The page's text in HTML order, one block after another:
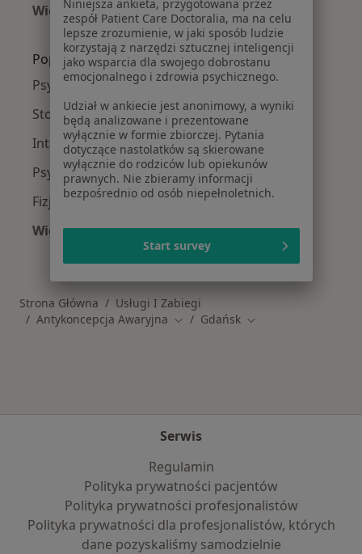
Więcej (15)
Więcej w kategorii: Usługi w Gdańsku
Popularne specjalizacje
Psycholodzy w Gdańsku
Stomatolodzy w Gdańsku
Interniści w Gdańsku
Psychoterapeuci w Gdańsku
Fizjoterapeuci w Gdańsku
Więcej (15)
Więcej w kategorii: Popularne specjalizacje
Strona Główna
Usługi I Zabiegi
Antykoncepcja Awaryjna Zmień miasto
Gdańsk Zmień miasto
Serwis
Regulamin
Polityka prywatności pacjentów
Polityka prywatności profesjonalistów
Polityka prywatności dla profesjonalistów, których
dane pozyskaliśmy samodzielnie
Niniejsza ankieta, przygotowana przez
zespół Patient Care Doctoralia, ma na celu
lepsze zrozumienie, w jaki sposób ludzie
korzystają z narzędzi sztucznej inteligencji
jako wsparcia dla swojego dobrostanu
emocjonalnego i zdrowia psychicznego.
Udział w ankiecie jest anonimowy, a wyniki
będą analizowane i prezentowane
wyłącznie w formie zbiorczej. Pytania
dotyczące nastolatków są skierowane
wyłącznie do rodziców lub opiekunów
prawnych. Nie zbieramy informacji
bezpośrednio od osób niepełnoletnich.
Start survey